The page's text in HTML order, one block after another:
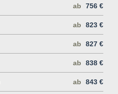
ab 756 €
ab 823 €
ab 827 €
ab 838 €
ab 843 €